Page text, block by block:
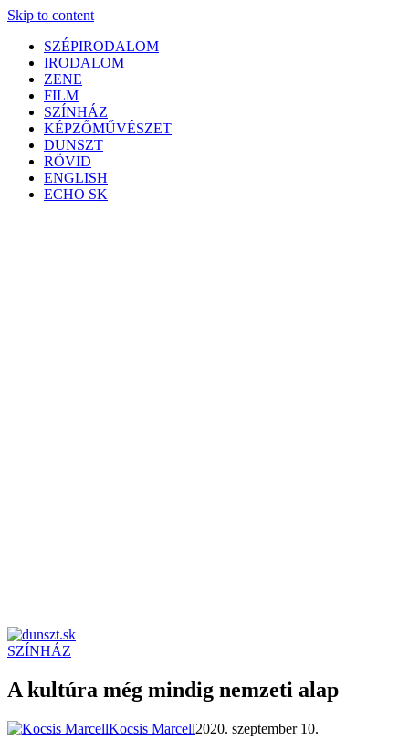
Skip to content
SZÉPIRODALOM
IRODALOM
ZENE
FILM
SZÍNHÁZ
KÉPZŐMŰVÉSZET
DUNSZT
RÖVID
ENGLISH
ECHO SK
SZÍNHÁZ
A kultúra még mindig nemzeti alap
Kocsis Marcell2020. szeptember 10.